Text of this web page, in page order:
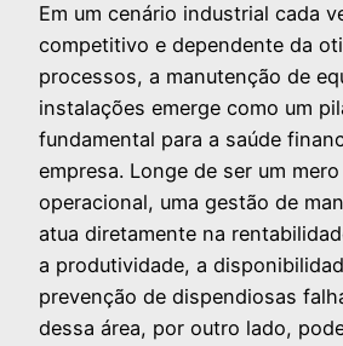
Em um cenário industrial cada
competitivo e dependente da
processos, a manutenção de
instalações emerge como um
fundamental para a saúde
empresa. Longe de ser um
operacional, uma gestão de
atua diretamente na
a produtividade, a
prevenção de dispendiosas
dessa área, por outro lado,